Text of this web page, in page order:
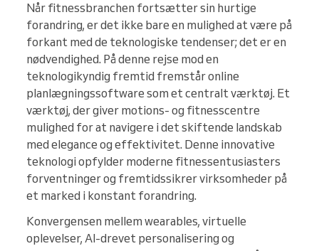
Når fitnessbranchen fortsætter sin hurtige
forandring, er det ikke bare en mulighed at være på
forkant med de teknologiske tendenser; det er en
nødvendighed. På denne rejse mod en
teknologikyndig fremtid fremstår online
planlægningssoftware som et centralt værktøj. Et
værktøj, der giver motions- og fitnesscentre
mulighed for at navigere i det skiftende landskab
med elegance og effektivitet. Denne innovative
teknologi opfylder moderne fitnessentusiasters
forventninger og fremtidssikrer virksomheder på
et marked i konstant forandring.
Konvergensen mellem wearables, virtuelle
oplevelser, AI-drevet personalisering og